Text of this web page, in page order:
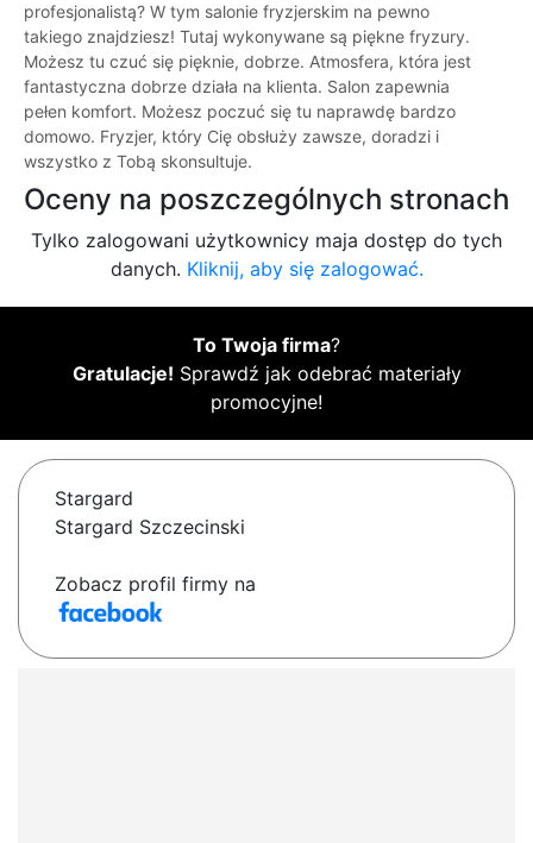
profesjonalistą? W tym salonie fryzjerskim na pewno
takiego znajdziesz! Tutaj wykonywane są piękne fryzury.
Możesz tu czuć się pięknie, dobrze. Atmosfera, która jest
fantastyczna dobrze działa na klienta. Salon zapewnia
pełen komfort. Możesz poczuć się tu naprawdę bardzo
domowo. Fryzjer, który Cię obsłuży zawsze, doradzi i
wszystko z Tobą skonsultuje.
Oceny na poszczególnych stronach
Tylko zalogowani użytkownicy maja dostęp do tych
danych. Kliknij, aby się zalogować.
To Twoja firma?
Gratulacje! Sprawdź jak odebrać materiały
promocyjne!
Stargard
Stargard Szczecinski
Zobacz profil firmy na